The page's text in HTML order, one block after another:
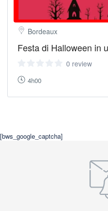
Bordeaux
Festa di Halloween in
0 review
4h00
[bws_google_captcha]